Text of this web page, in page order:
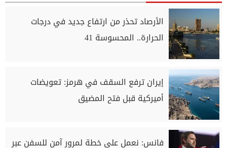
الأرصاد تحذر من ارتفاع جديد في درجات
الحرارة.. المحسوسة 41
إيران ترفع السقف في هرمز: تعويضات
أميركية قبل فتح المضيق
فانس: نعمل على خطة لمرور آمن للسفن عبر